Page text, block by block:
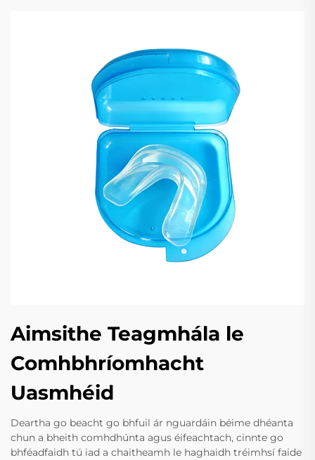
Aimsithe Teagmhála le
Comhbhríomhacht
Uasmhéid
Deartha go beacht go bhfuil ár nguardáin béime dhéanta
chun a bheith comhdhúnta agus éifeachtach, cinnte go
bhféadfaidh tú iad a chaitheamh le haghaidh tréimhsí faide